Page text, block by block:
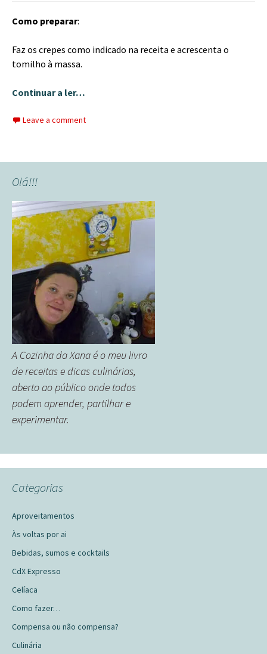
Como preparar:
Faz os crepes como indicado na receita e acrescenta o
tomilho à massa.
Continuar a ler…
Leave a comment
Olá!!!
A Cozinha da Xana é o meu livro
de receitas e dicas culinárias,
aberto ao público onde todos
podem aprender, partilhar e
experimentar.
Categorias
Aproveitamentos
Às voltas por ai
Bebidas, sumos e cocktails
CdX Expresso
Celíaca
Como fazer…
Compensa ou não compensa?
Culinária